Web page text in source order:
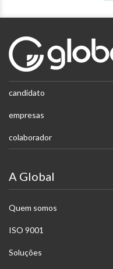
candidato
empresas
colaborador
A Global
Quem somos
ISO 9001
Soluções